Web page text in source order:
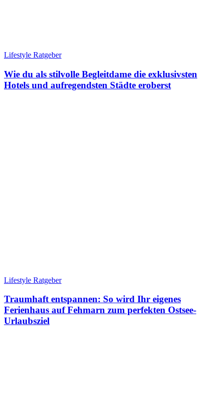
Lifestyle Ratgeber
Wie du als stilvolle Begleitdame die exklusivsten
Hotels und aufregendsten Städte eroberst
Lifestyle Ratgeber
Traumhaft entspannen: So wird Ihr eigenes
Ferienhaus auf Fehmarn zum perfekten Ostsee-
Urlaubsziel